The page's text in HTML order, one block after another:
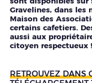
Gravelines, dans les
Maison des
certains cafetiers.
aussi aux
citoyen respectueux !
RETROUVEZ DANS